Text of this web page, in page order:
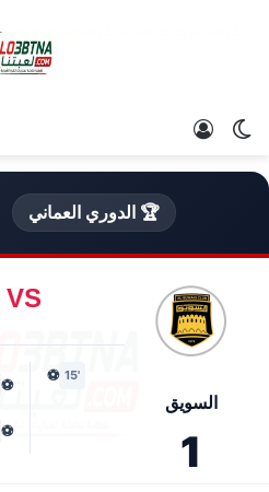
الوضع المظلم
🏆 الدوري العماني
السويق
1
VS
'15
⚽
⚽
⚽